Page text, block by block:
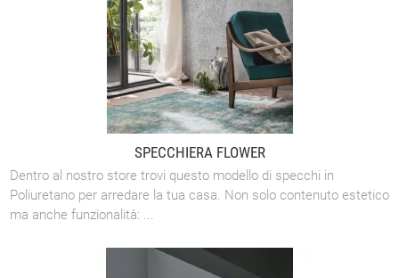
SPECCHIERA FLOWER
Dentro al nostro store trovi questo modello di specchi in
Poliuretano per arredare la tua casa. Non solo contenuto estetico
ma anche funzionalità: ...